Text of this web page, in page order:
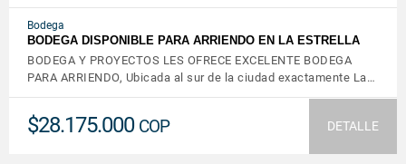
Bodega
BODEGA DISPONIBLE PARA ARRIENDO EN LA ESTRELLA
BODEGA Y PROYECTOS LES OFRECE EXCELENTE BODEGA
PARA ARRIENDO, Ubicada al sur de la ciudad exactamente La…
$28.175.000 COP DETALLE